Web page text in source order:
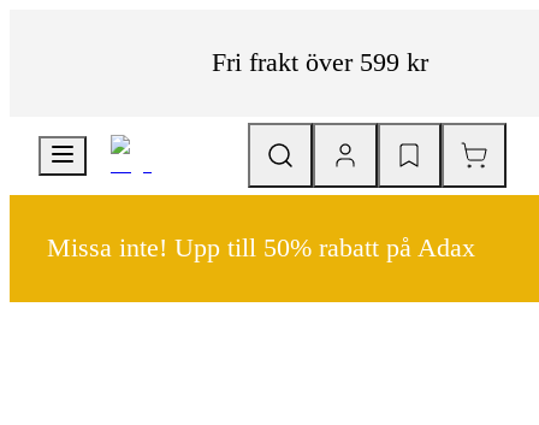
Fri frakt över 599 kr
Missa inte! Upp till 50% rabatt på Adax